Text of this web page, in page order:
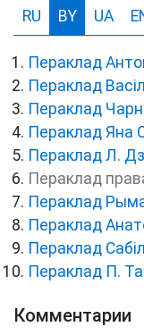
RU BY UA
Пераклад
Пераклад
Пераклад
Пераклад Яна
Пераклад Л.
Пераклад
Пераклад
Пераклад
Пераклад
Пераклад П.
Комментарии